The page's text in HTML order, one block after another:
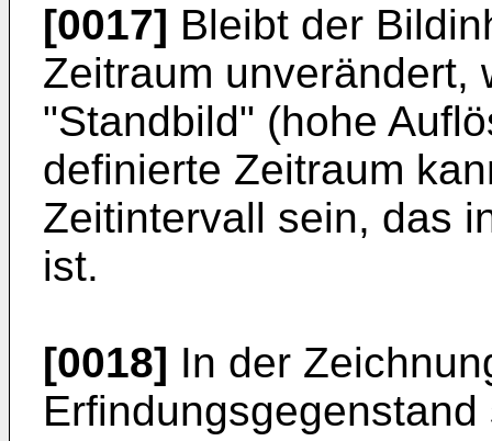
[0017] Bleibt der
Zeitraum unverändert,
"Standbild" (hohe
definierte Zeitraum
Zeitintervall sein, das
ist.
[0018] In der